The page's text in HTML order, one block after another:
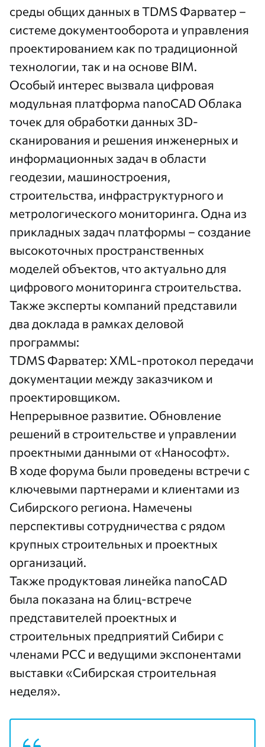
среды общих данных в TDMS Фарватер –
системе документооборота и управления
проектированием как по традиционной
технологии, так и на основе BIM.
Особый интерес вызвала цифровая
модульная платформа nanoCAD Облака
точек для обработки данных 3D-
сканирования и решения инженерных и
информационных задач в области
геодезии, машиностроения,
строительства, инфраструктурного и
метрологического мониторинга. Одна из
прикладных задач платформы – создание
высокоточных пространственных
моделей объектов, что актуально для
цифрового мониторинга строительства.
Также эксперты компаний представили
два доклада в рамках деловой
программы:
TDMS Фарватер: XML-протокол передачи
документации между заказчиком и
проектировщиком.
Непрерывное развитие. Обновление
решений в строительстве и управлении
проектными данными от «Нанософт».
В ходе форума были проведены встречи с
ключевыми партнерами и клиентами из
Сибирского региона. Намечены
перспективы сотрудничества с рядом
крупных строительных и проектных
организаций.
Также продуктовая линейка nanoCAD
была показана на блиц-встрече
представителей проектных и
строительных предприятий Сибири с
членами РСС и ведущими экспонентами
выставки «Сибирская строительная
неделя».